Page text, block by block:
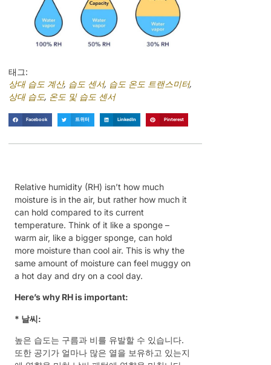
태그:
상대 습도 계산, 습도 센서, 습도 온도 트랜스미터,
상대 습도, 온도 및 습도 센서
Facebook 트위터 LinkedIn Pinterest
Relative humidity (RH) isn’t how much
moisture is in the air, but rather how much it
can hold compared to its current
temperature. Think of it like a sponge –
warm air, like a bigger sponge, can hold
more moisture than cool air. This is why the
same amount of moisture can feel muggy on
a hot day and dry on a cool day.
Here’s why RH is important:
* 날씨:
높은 습도는 구름과 비를 유발할 수 있습니다.
또한 공기가 얼마나 많은 열을 보유하고 있는지